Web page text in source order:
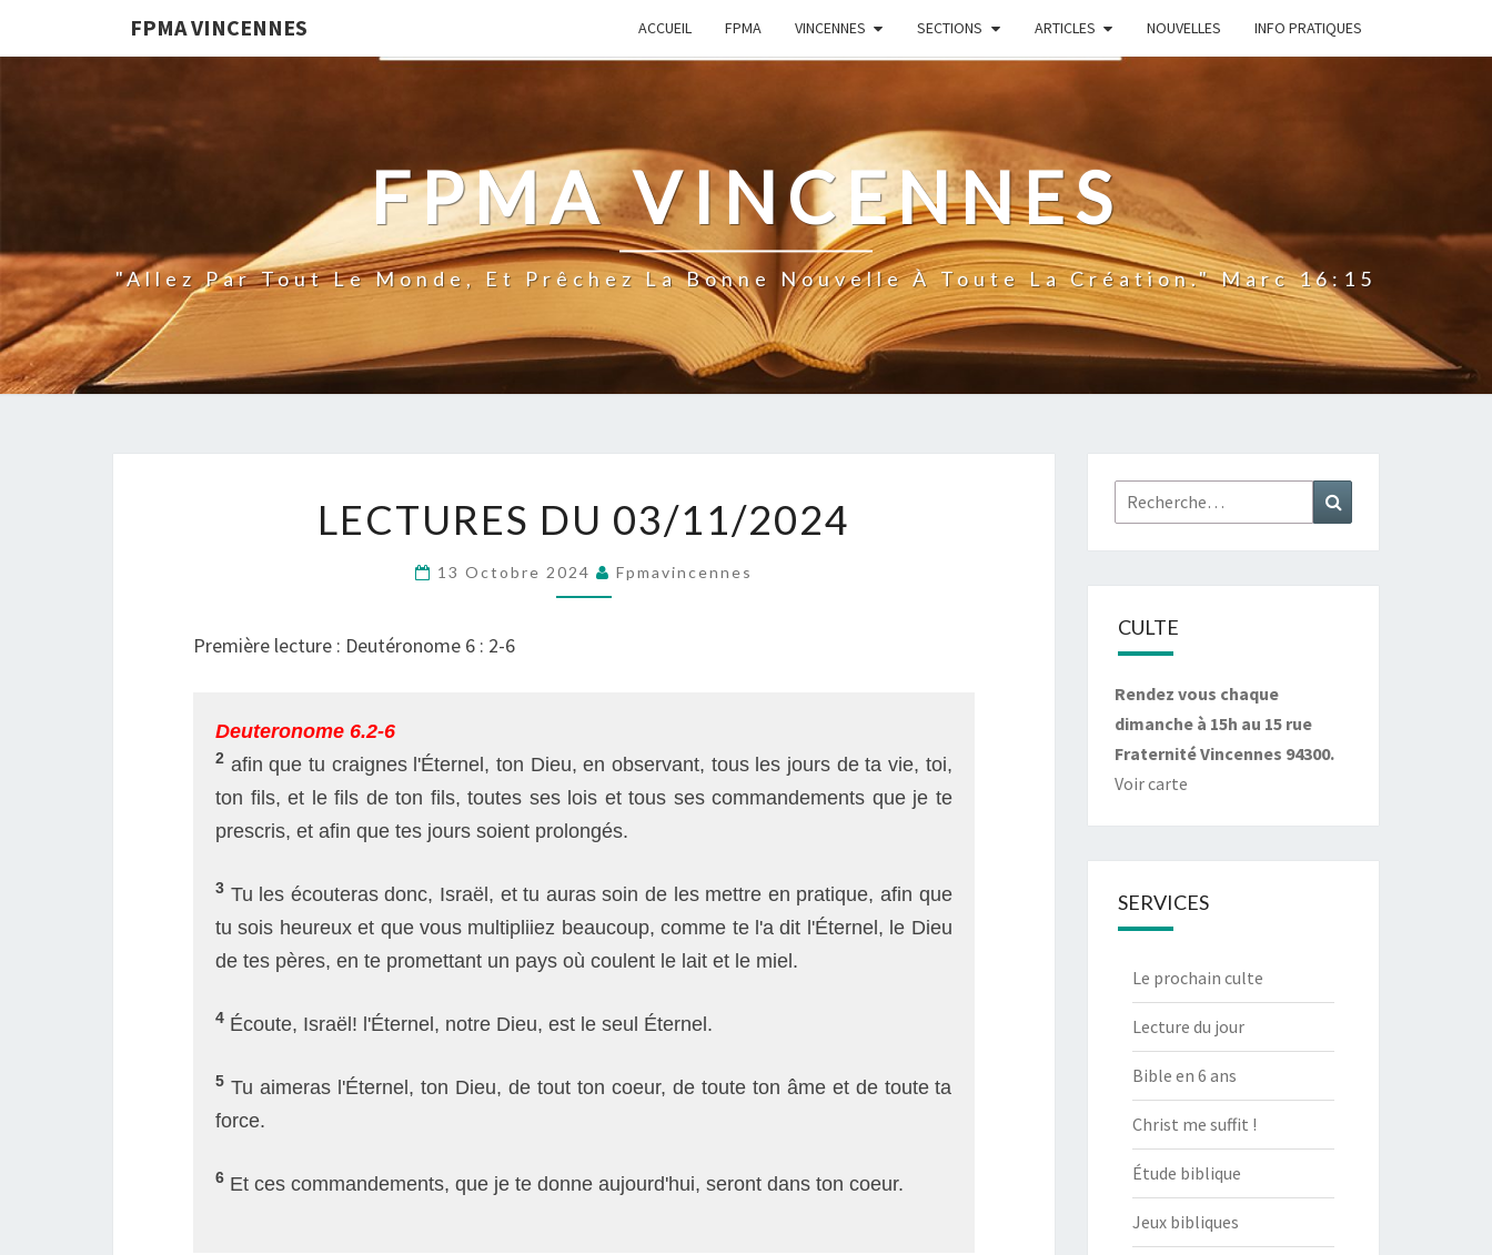
FPMA VINCENNES ACCUEIL FPMA VINCENNES SECTIONS ARTICLES NOUVELLES INFO PRATIQUES
FPMA VINCENNES
"Allez Par Tout Le Monde, Et Prêchez La Bonne Nouvelle À Toute La Création." Marc 16:15
DU
LECTURES DU 03/11/2024
13 Octobre 2024 Fpmavincennes
Première lecture : Deutéronome 6 : 2-6
Deuteronome 6.2-6
2 afin que tu craignes l'Éternel, ton Dieu, en observant, tous les jours de ta vie, toi,
ton fils, et le fils de ton fils, toutes ses lois et tous ses commandements que je te
prescris, et afin que tes jours soient prolongés.
3 Tu les écouteras donc, Israël, et tu auras soin de les mettre en pratique, afin que
tu sois heureux et que vous multipliiez beaucoup, comme te l'a dit l'Éternel, le Dieu
de tes pères, en te promettant un pays où coulent le lait et le miel.
4 Écoute, Israël! l'Éternel, notre Dieu, est le seul Éternel.
5 Tu aimeras l'Éternel, ton Dieu, de tout ton coeur, de toute ton âme et de toute ta
force.
6 Et ces commandements, que je te donne aujourd'hui, seront dans ton coeur.
Rechercher :
CULTE
Rendez vous chaque
dimanche à 15h au 15 rue
Fraternité Vincennes 94300.
Voir carte
SERVICES
Le prochain culte
Lecture du jour
Bible en 6 ans
Christ me suffit !
Étude biblique
Jeux bibliques